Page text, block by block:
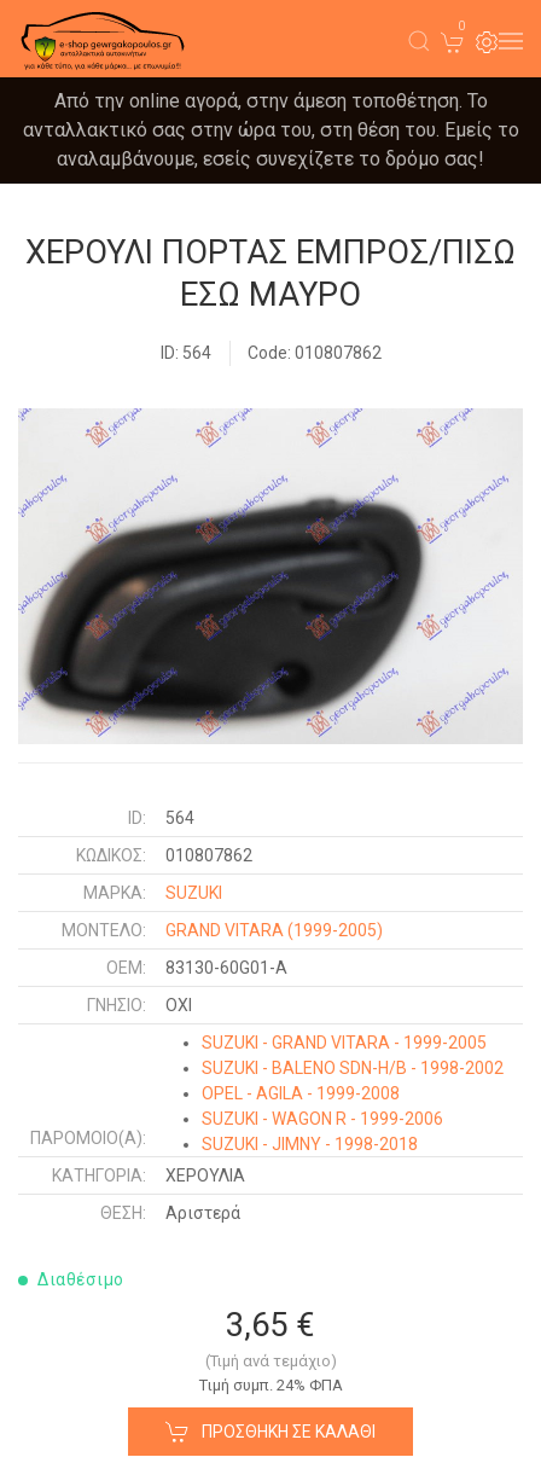
0
Από την online αγορά, στην άμεση τοποθέτηση. Το
ανταλλακτικό σας στην ώρα του, στη θέση του. Εμείς το
αναλαμβάνουμε, εσείς συνεχίζετε το δρόμο σας!
ΧΕΡΟΥΛΙ ΠΟΡΤΑΣ ΕΜΠΡΟΣ/ΠΙΣΩ
ΕΣΩ ΜΑΥΡΟ
ID: 564 Code: 010807862
ID:
564
ΚΩΔΙΚΌΣ:
010807862
ΜΑΡΚΑ:
SUZUKI
ΜΟΝΤΕΛΟ:
GRAND VITARA (1999-2005)
OEM:
83130-60G01-A
ΓΝΉΣΙΟ:
ΟΧΙ
ΠΑΡΌΜΟΙΟ(Α):
SUZUKI - GRAND VITARA - 1999-2005
SUZUKI - BALENO SDN-H/B - 1998-2002
OPEL - AGILA - 1999-2008
SUZUKI - WAGON R - 1999-2006
SUZUKI - JIMNY - 1998-2018
SUZUKI - BALENO SDN - 1994-1998
SUZUKI - BALENO H/B - 1994-1998
ΚΑΤΗΓΟΡΊΑ:
ΧΕΡΟΥΛΙΑ
ΘΈΣΗ:
Αριστερά
Διαθέσιμο
3,65 €
(Τιμή ανά τεμάχιο)
Tιμή συμπ. 24% ΦΠΑ
ΠΡΟΣΘΉΚΗ ΣΕ ΚΑΛΆΘΙ